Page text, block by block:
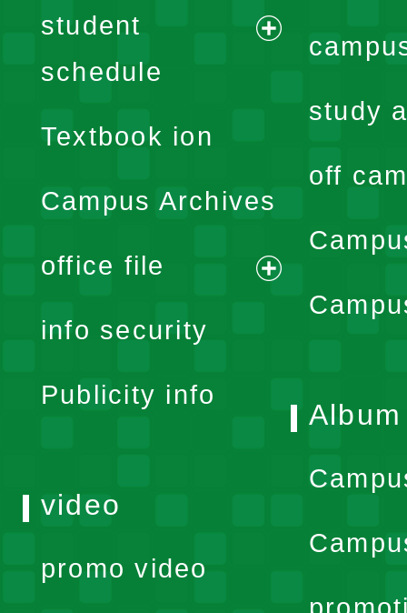
student
schedule
expand
menu
Textbook ion
Campus Archives
office file
expand
info security
Publicity info
study
off
Album
video
promo video